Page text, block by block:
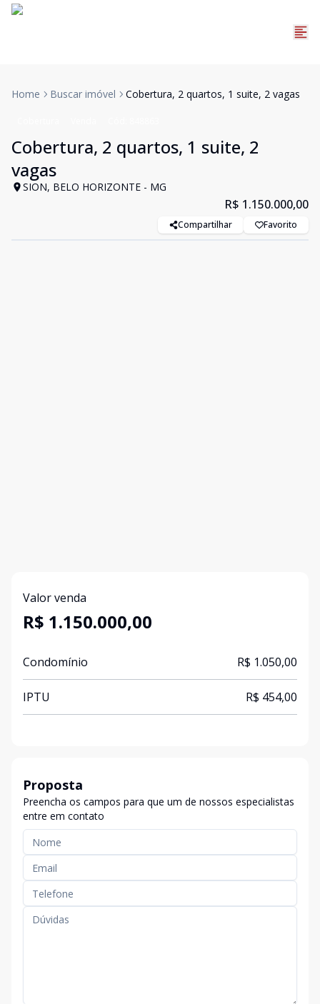
Home Buscar imóvel Cobertura, 2 quartos, 1 suite, 2 vagas
Cobertura, 2 quartos, 1 suite, 2
vagas
SION, BELO HORIZONTE - MG
R$ 1.150.000,00
Compartilhar Favorito
Valor venda
R$ 1.150.000,00
Condomínio R$ 1.050,00
IPTU R$ 454,00
Proposta
Preencha os campos para que um de nossos especialistas
entre em contato